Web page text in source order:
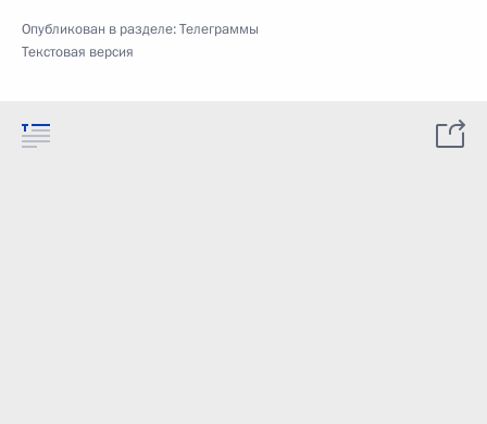
Опубликован в разделе:Телеграммы
Текстовая версия